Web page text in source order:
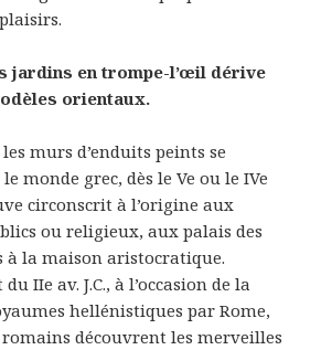
jardins en trompe-l’œil dérive
orientaux.
les murs d’enduits peints se
monde grec, dès le Ve ou le IVe
circonscrit à l’origine aux
ou religieux, aux palais des
à la maison aristocratique.
IIe av. J.C., à l’occasion de la
hellénistiques par Rome,
découvrent les merveilles